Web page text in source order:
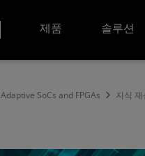
제품
솔루션
Adaptive SoCs and FPGAs 지식